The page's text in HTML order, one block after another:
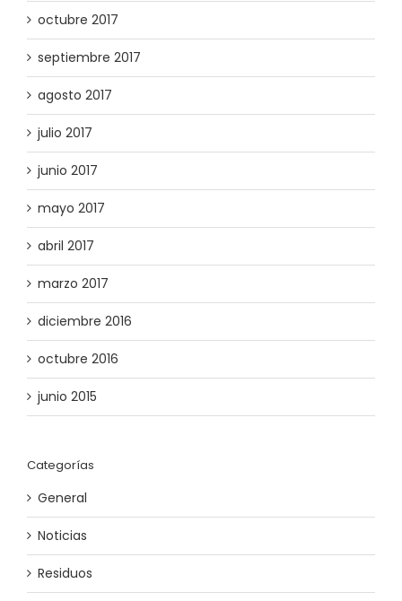
octubre 2017
septiembre 2017
agosto 2017
julio 2017
junio 2017
mayo 2017
abril 2017
marzo 2017
diciembre 2016
octubre 2016
junio 2015
Categorías
General
Noticias
Residuos